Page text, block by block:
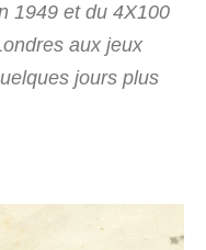
1949 et du 4X100
aux jeux
jours plus